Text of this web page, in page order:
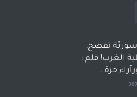
سوريّة تفضح:
الغرب! قلم :
حرة ..